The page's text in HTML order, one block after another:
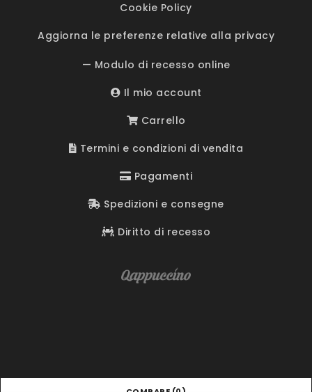
Cookie Policy
Aggiorna le preferenze relative alla privacy
— Modulo di recesso online
Il mio account
Carrello
Termini e condizioni di vendita
Pagamenti
Spedizioni e consegne
Diritto di recesso